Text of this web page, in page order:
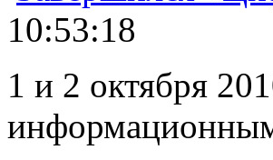
10:53:18
1 и 2 октября